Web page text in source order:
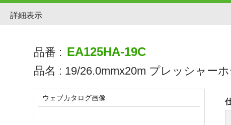
詳細表示
品番 : EA125HA-19C
品名 : 19/26.0mmx20m プレッシャー
ウェブカタログ画像